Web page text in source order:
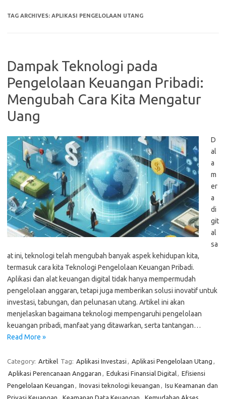
TAG ARCHIVES: APLIKASI PENGELOLAAN UTANG
Dampak Teknologi pada
Pengelolaan Keuangan Pribadi:
Mengubah Cara Kita Mengatur
Uang
D
al
a
m
er
a
di
git
al
sa
at ini, teknologi telah mengubah banyak aspek kehidupan kita,
termasuk cara kita Teknologi Pengelolaan Keuangan Pribadi.
Aplikasi dan alat keuangan digital tidak hanya mempermudah
pengelolaan anggaran, tetapi juga memberikan solusi inovatif untuk
investasi, tabungan, dan pelunasan utang. Artikel ini akan
menjelaskan bagaimana teknologi mempengaruhi pengelolaan
keuangan pribadi, manfaat yang ditawarkan, serta tantangan…
Read More »
Category: Artikel Tag: Aplikasi Investasi , Aplikasi Pengelolaan Utang ,
Aplikasi Perencanaan Anggaran , Edukasi Finansial Digital, Efisiensi
Pengelolaan Keuangan , Inovasi teknologi keuangan , Isu Keamanan dan
Privasi Keuangan , Keamanan Data Keuangan , Kemudahan Akses